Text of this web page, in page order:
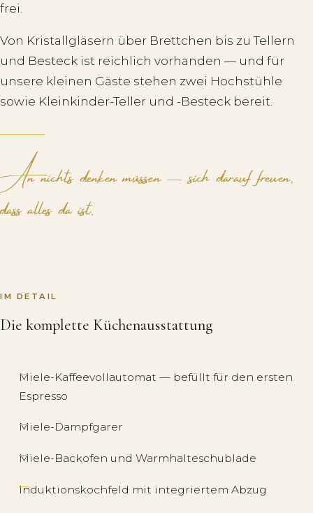
frei.
Von Kristallgläsern über Brettchen bis zu Tellern
und Besteck ist reichlich vorhanden — und für
unsere kleinen Gäste stehen zwei Hochstühle
sowie Kleinkinder-Teller und -Besteck bereit.
An nichts denken müssen — sich darauf freuen,
dass alles da ist.
IM DETAIL
Die komplette Küchenausstattung
Miele-Kaffeevollautomat — befüllt für den ersten
Espresso
Miele-Dampfgarer
Miele-Backofen und Warmhalteschublade
Induktionskochfeld mit integriertem Abzug